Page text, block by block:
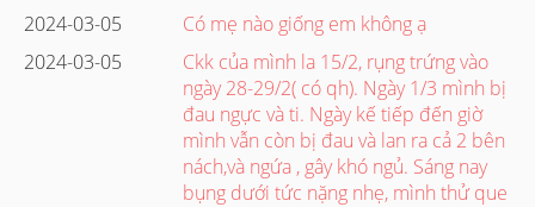
2024-03-05
Có mẹ nào giống em không ạ
2024-03-05
Ckk của mình la 15/2, rụng trứng vào
ngày 28-29/2( có qh). Ngày 1/3 mình bị
đau ngực và ti. Ngày kế tiếp đến giờ
mình vẫn còn bị đau và lan ra cả 2 bên
nách,và ngứa , gây khó ngủ. Sáng nay
bụng dưới tức nặng nhẹ, mình thử que